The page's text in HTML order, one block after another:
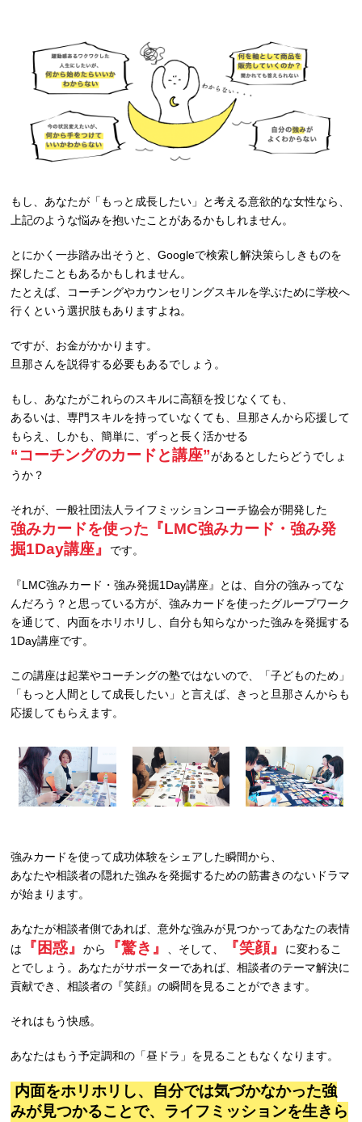
もし、あなたが「もっと成長したい」と考える意欲的な女性なら、
上記のような悩みを抱いたことがあるかもしれません。
とにかく一歩踏み出そうと、Googleで検索し解決策らしきものを
探したこともあるかもしれません。
たとえば、コーチングやカウンセリングスキルを学ぶために学校へ
行くという選択肢もありますよね。
ですが、お金がかかります。
旦那さんを説得する必要もあるでしょう。
もし、あなたがこれらのスキルに高額を投じなくても、
あるいは、専門スキルを持っていなくても、旦那さんから応援して
もらえ、しかも、簡単に、ずっと長く活かせる
“コーチングのカードと講座”があるとしたらどうでしょ
うか？
それが、一般社団法人ライフミッションコーチ協会が開発した
強みカードを使った『LMC強みカード・強み発
掘1Day講座』
です。
『LMC強みカード・強み発掘1Day講座』とは、自分の強みってな
んだろう？と思っている方が、強みカードを使ったグループワーク
を通じて、内面をホリホリし、自分も知らなかった強みを発掘する
1Day講座です。
この講座は起業やコーチングの塾ではないので、「子どものため」
「もっと人間として成長したい」と言えば、きっと旦那さんからも
応援してもらえます。
強みカードを使って成功体験をシェアした瞬間から、
あなたや相談者の隠れた強みを発掘するための筋書きのないドラマ
が始まります。
あなたが相談者側であれば、意外な強みが見つかってあなたの表情
は
『困惑』から 『驚き』 、そして、 『笑顔』
に変わるこ
とでしょう。あなたがサポーターであれば、相談者のテーマ解決に
貢献でき、相談者の『笑顔』の瞬間を見ることができます。
それはもう快感。
あなたはもう予定調和の「昼ドラ」を見ることもなくなります。
内面をホリホリし、自分では気づかなかった強
みが見つかることで、ライフミッションを生きら